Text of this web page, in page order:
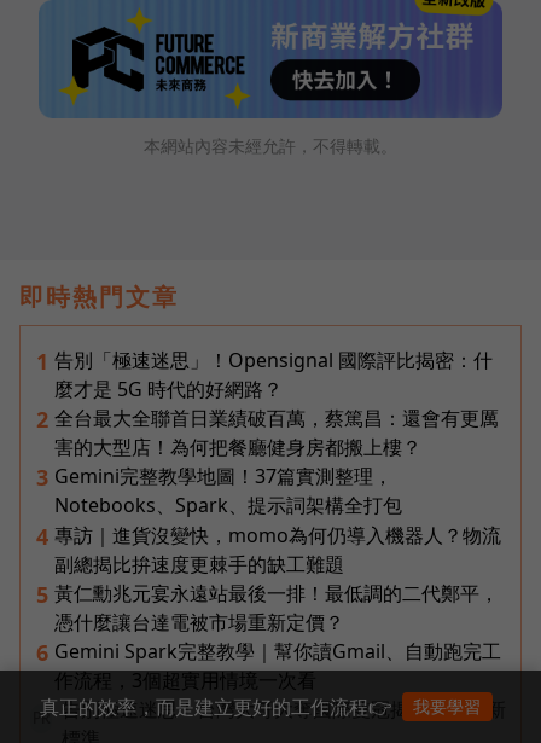
本網站內容未經允許，不得轉載。
即時熱門文章
1 告別「極速迷思」！Opensignal 國際評比揭密：什
麼才是 5G 時代的好網路？
2 全台最大全聯首日業績破百萬，蔡篤昌：還會有更厲
害的大型店！為何把餐廳健身房都搬上樓？
3 Gemini完整教學地圖！37篇實測整理，
Notebooks、Spark、提示詞架構全打包
4 專訪｜進貨沒變快，momo為何仍導入機器人？物流
副總揭比拚速度更棘手的缺工難題
5 黃仁勳兆元宴永遠站最後一排！最低調的二代鄭平，
憑什麼讓台達電被市場重新定價？
6 Gemini Spark完整教學｜幫你讀Gmail、自動跑完工
作流程，3個超實用情境一次看
PR
告別極速迷思！台灣大哥大奪國際雙冠揭密好網路新
真正的效率，而是建立更好的工作流程👉 我要學習